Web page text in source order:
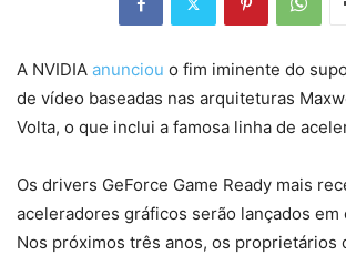
A NVIDIA anunciou o fim iminente do
de vídeo baseadas nas arquiteturas
Volta, o que inclui a famosa linha de
Os drivers GeForce Game Ready mais
aceleradores gráficos serão lançados
Nos próximos três anos, os proprietários